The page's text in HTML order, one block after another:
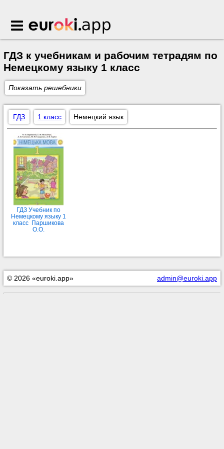
Euroki.app
ГДЗ к учебникам и рабочим тетрадям по
Немецкому языку 1 класс
Показать решебники
ГДЗ 1 класс Немецкий язык
ГДЗ Учебник по
Немецкому языку 1
класс Паршикова
О.О.
© 2026 «euroki.app» admin@euroki.app